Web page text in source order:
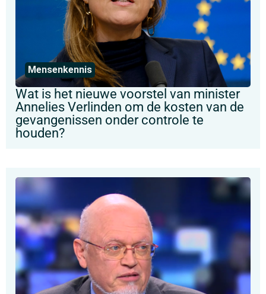
Mensenkennis
Wat is het nieuwe voorstel van minister
Annelies Verlinden om de kosten van de
gevangenissen onder controle te
houden?